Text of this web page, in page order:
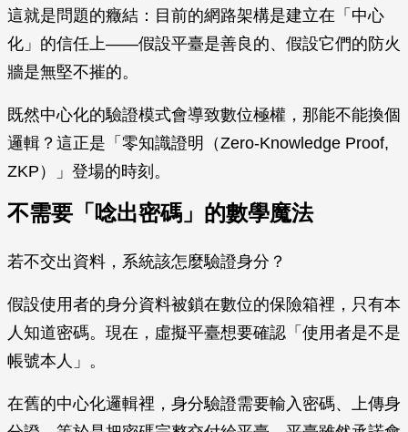
這就是問題的癥結：目前的網路架構是建立在「中心
化」的信任上——假設平臺是善良的、假設它們的防火
牆是無堅不摧的。
既然中心化的驗證模式會導致數位極權，那能不能換個
邏輯？這正是「零知識證明（Zero-Knowledge Proof,
ZKP）」登場的時刻。
不需要「唸出密碼」的數學魔法
若不交出資料，系統該怎麼驗證身分？
假設使用者的身分資料被鎖在數位的保險箱裡，只有本
人知道密碼。現在，虛擬平臺想要確認「使用者是不是
帳號本人」。
在舊的中心化邏輯裡，身分驗證需要輸入密碼、上傳身